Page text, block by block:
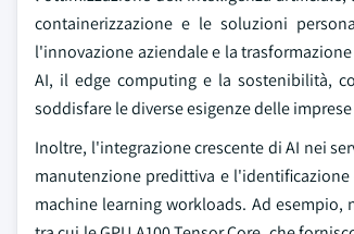
containerizzazione e le soluzioni
l'innovazione aziendale e la
AI, il edge computing e la sostenibilità,
soddisfare le diverse esigenze delle
Inoltre, l'integrazione crescente di AI nei
manutenzione predittiva e
machine learning workloads. Ad esempio,